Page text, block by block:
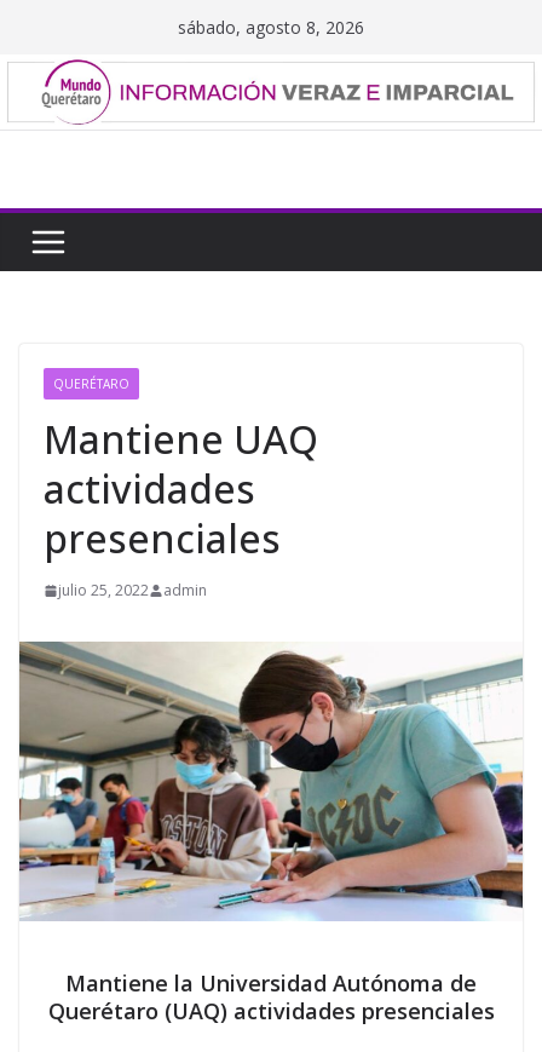
contenido
sábado, agosto 8, 2026
QUERÉTARO
Mantiene UAQ
actividades
presenciales
julio 25, 2022 admin
Mantiene la Universidad Autónoma de
Querétaro (UAQ) actividades presenciales